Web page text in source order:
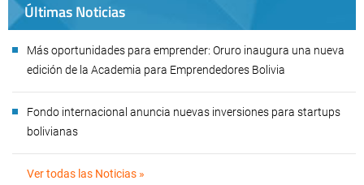
Últimas Noticias
Más oportunidades para emprender: Oruro inaugura una nueva
edición de la Academia para Emprendedores Bolivia
Fondo internacional anuncia nuevas inversiones para startups
bolivianas
Ver todas las Noticias »